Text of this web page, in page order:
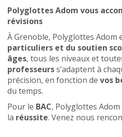
Polyglottes Adom vous
révisions
À Grenoble, Polyglottes Adom
particuliers et du soutien
âges, tous les niveaux et
professeurss’adaptent à
précision, en fonction de vos
du temps.
Pour le BAC, Polyglottes
la réussite. Venez nous